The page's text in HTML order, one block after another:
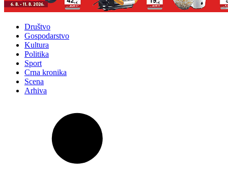
Društvo
Gospodarstvo
Kultura
Politika
Sport
Crna kronika
Scena
Arhiva